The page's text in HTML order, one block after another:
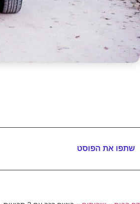
שתפו את הפוסט